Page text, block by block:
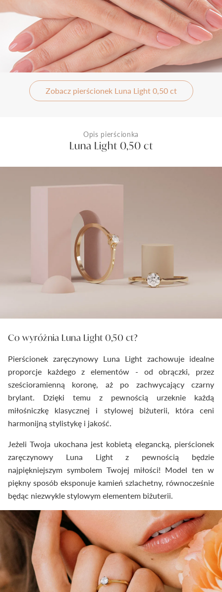
Zobacz pierścionek Luna Light 0,50 ct
Opis pierścionka
Luna Light 0,50 ct
Co wyróżnia Luna Light 0,50 ct?
Pierścionek zaręczynowy Luna Light zachowuje idealne
proporcje każdego z elementów - od obrączki, przez
sześcioramienną koronę, aż po zachwycający czarny
brylant. Dzięki temu z pewnością urzeknie każdą
miłośniczkę klasycznej i stylowej biżuterii, która ceni
harmonijną stylistykę i jakość.
Jeżeli Twoja ukochana jest kobietą elegancką, pierścionek
zaręczynowy Luna Light z pewnością będzie
najpiękniejszym symbolem Twojej miłości! Model ten w
piękny sposób eksponuje kamień szlachetny, równocześnie
będąc niezwykle stylowym elementem biżuterii.